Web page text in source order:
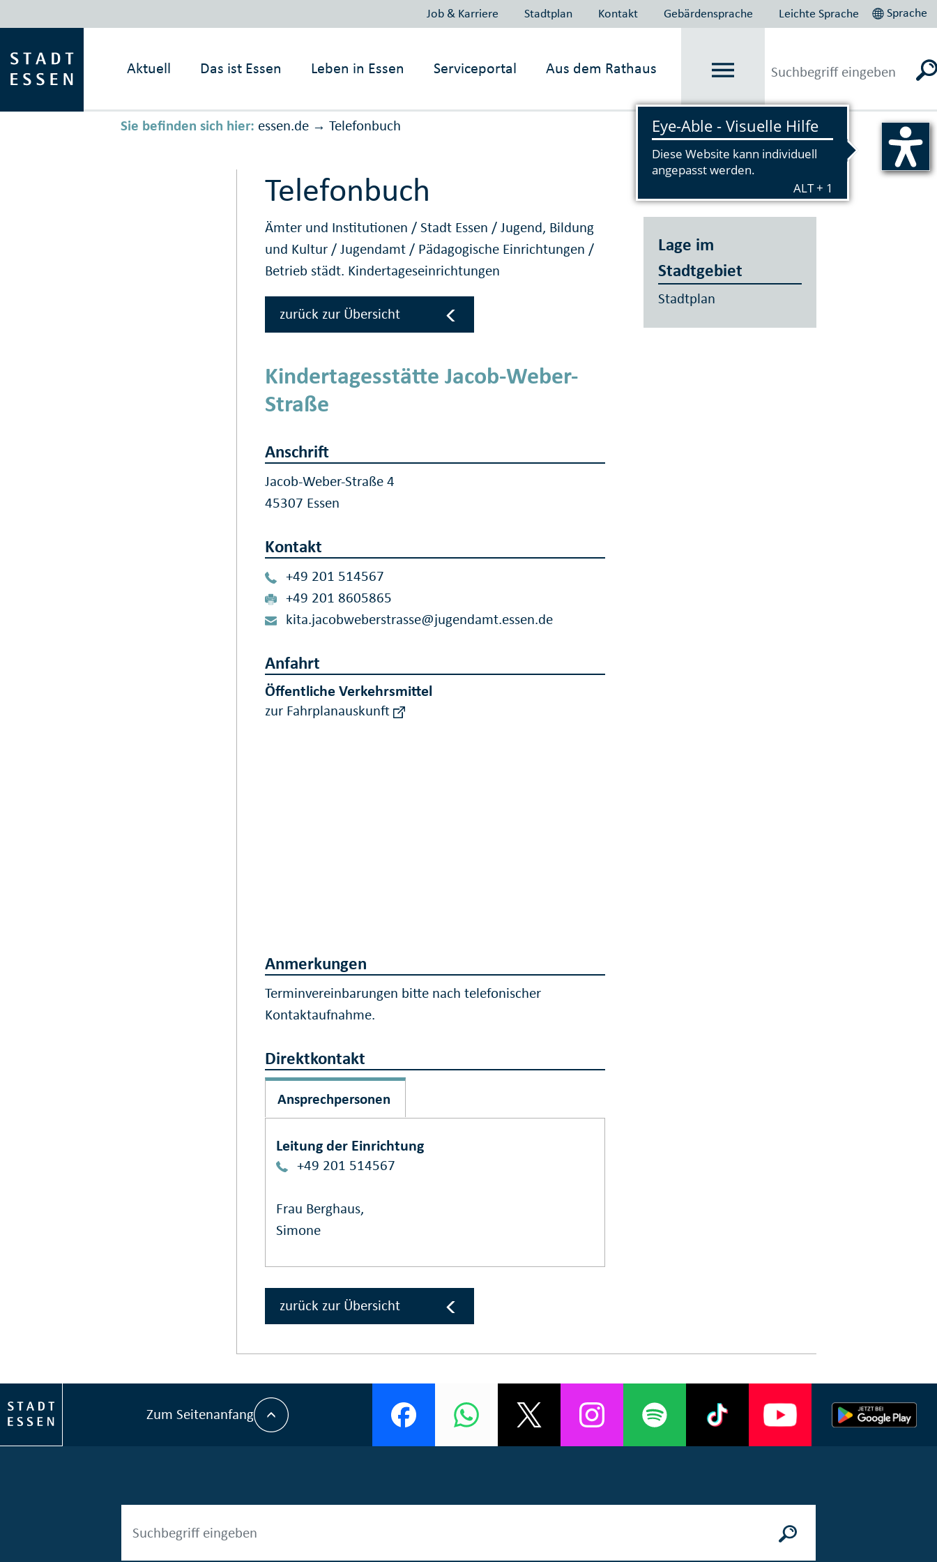
Job & Karriere Stadtplan Kontakt Gebärdensprache Leichte Sprache Sprache
Aktuell Das ist Essen Leben in Essen Serviceportal Aus dem Rathaus
Sie befinden sich hier: essen.de → Telefonbuch Vorlesen
Telefonbuch
Ämter und Institutionen /Stadt Essen /Jugend, Bildung
und Kultur /Jugendamt / Pädagogische Einrichtungen /
Betrieb städt. Kindertageseinrichtungen
zurück zur Übersicht
Kindertagesstätte Jacob-Weber-
Straße
Anschrift
Jacob-Weber-Straße 4
45307 Essen
Kontakt
+49 201 514567
+49 201 8605865
kita.jacobweberstrasse@jugendamt.essen.de
Anfahrt
Öffentliche Verkehrsmittel
zur Fahrplanauskunft
Anmerkungen
Terminvereinbarungen bitte nach telefonischer
Kontaktaufnahme.
Direktkontakt
Ansprechpersonen
Leitung der Einrichtung
+49 201 514567
Frau Berghaus,
Simone
zurück zur Übersicht
Lage im
Stadtgebiet
Stadtplan
Zum Seitenanfang